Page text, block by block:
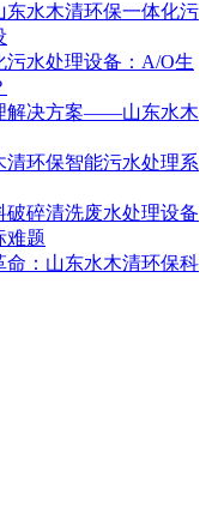
水木清环保一体化污
污水处理设备：A/O生
解决方案——山东水木
环保智能污水处理系
碎清洗废水处理设备
难题
命：山东水木清环保科